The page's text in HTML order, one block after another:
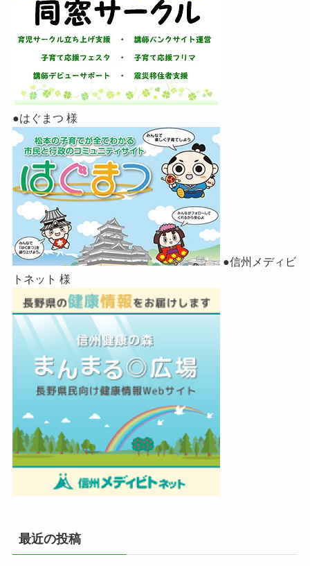
●はぐまつ 様
●信州メディビ
トネット 様
最近の投稿